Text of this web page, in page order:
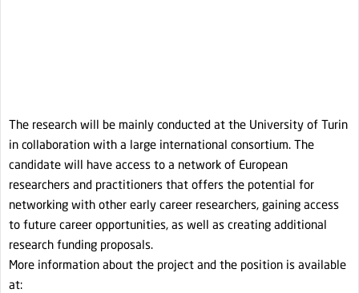
The research will be mainly conducted at the University of Turin
in collaboration with a large international consortium. The
candidate will have access to a network of European
researchers and practitioners that offers the potential for
networking with other early career researchers, gaining access
to future career opportunities, as well as creating additional
research funding proposals.
More information about the project and the position is available
at: